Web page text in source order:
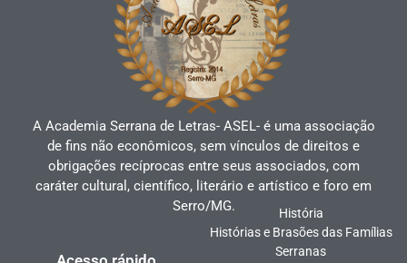
A Academia Serrana de Letras- ASEL- é uma associação
de fins não econômicos, sem vínculos de direitos e
obrigações recíprocas entre seus associados, com
caráter cultural, científico, literário e artístico e foro em
Serro/MG.
História
Histórias e Brasões das Famílias
Serranas